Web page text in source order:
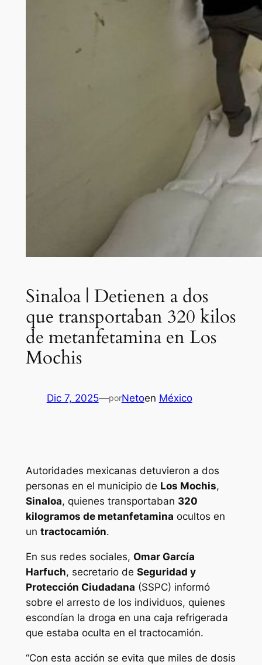
Sinaloa | Detienen a dos
que transportaban 320 kilos
de metanfetamina en Los
Mochis
Dic 7, 2025—porNetoen México
Autoridades mexicanas detuvieron a dos
personas en el municipio de Los Mochis,
Sinaloa, quienes transportaban 320
kilogramos de metanfetamina ocultos en
un tractocamión.
En sus redes sociales, Omar García
Harfuch, secretario de Seguridad y
Protección Ciudadana (SSPC) informó
sobre el arresto de los individuos, quienes
escondían la droga en una caja refrigerada
que estaba oculta en el tractocamión.
“Con esta acción se evita que miles de dosis